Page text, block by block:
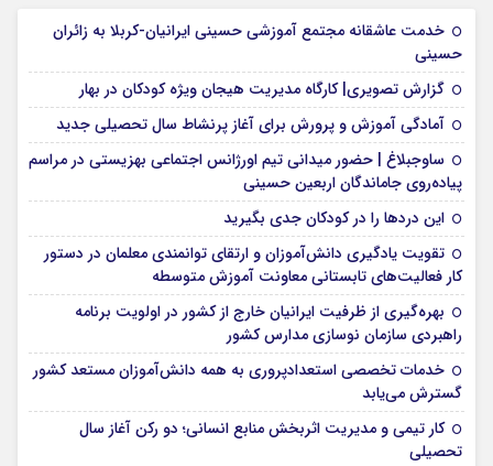
خدمت عاشقانه مجتمع آموزشی‌ حسینی ایرانیان-کربلا به زائران
حسینی
گزارش تصویری| کارگاه مدیریت هیجان ویژه کودکان در بهار
آمادگی آموزش و پرورش برای آغاز پرنشاط سال تحصیلی جدید
ساوجبلاغ | حضور میدانی تیم اورژانس اجتماعی بهزیستی در مراسم
پیاده‌روی جاماندگان اربعین حسینی
این درد‌ها را در کودکان جدی بگیرید
تقویت یادگیری دانش‌آموزان و ارتقای توانمندی معلمان در دستور
کار فعالیت‌های تابستانی معاونت آموزش متوسطه
بهره‌گیری از ظرفیت ایرانیان خارج از کشور در اولویت برنامه
راهبردی سازمان نوسازی مدارس کشور
خدمات تخصصی استعدادپروری به همه دانش‌آموزان مستعد کشور
گسترش می‌یابد
کار تیمی و مدیریت اثربخش منابع انسانی؛ دو رکن آغاز سال
تحصیلی